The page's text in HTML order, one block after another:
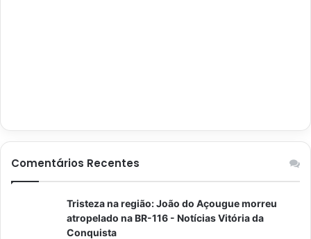
Comentários Recentes
Tristeza na região: João do Açougue morreu
atropelado na BR-116 - Notícias Vitória da
Conquista